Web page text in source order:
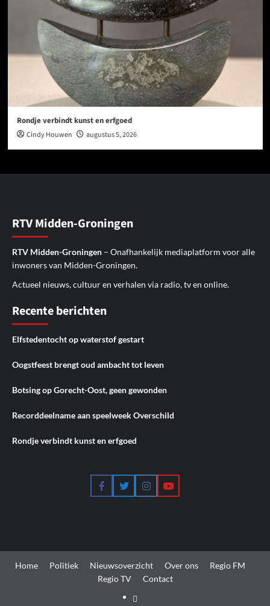
Rondje verbindt kunst en erfgoed
Cindy Houwen augustus 5, 2026
RTV Midden-Groningen
RTV Midden-Groningen – Onafhankelijk mediaplatform voor alle
inwoners van Midden-Groningen.
Actueel nieuws, cultuur en verhalen via radio, tv en online.
Recente berichten
Elfstedentocht op waterstof gestart
Oogstfeest brengt oud ambacht tot leven
Botsing op Gorecht-Oost, geen gewonden
Recorddeelname aan speelweek Overschild
Rondje verbindt kunst en erfgoed
FacebookTwitterInstagramYouTube
Home Politiek Nieuwsoverzicht Over ons
Regio FM
Regio TV
Contact
Home